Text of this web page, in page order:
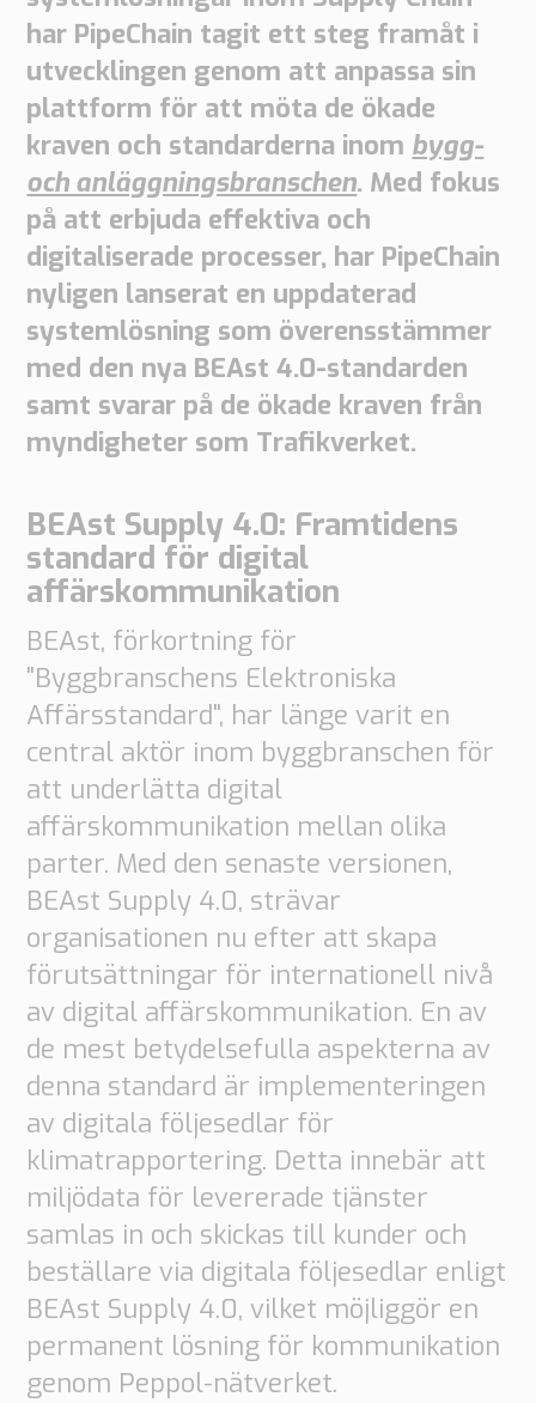
Supply
Chain
Planning
&
Tull
&
Transport
Tullhantering
Transporthantering
Lösningar
Automotive
Retail
Order
based
Samarbete
Bygg
Vilka
är
dina
behov?
har PipeChain tagit ett steg framåt i
utvecklingen genom att anpassa sin
plattform för att möta de ökade
kraven och standarderna inom bygg-
och anläggningsbranschen. Med fokus
på att erbjuda effektiva och
digitaliserade processer, har PipeChain
nyligen lanserat en uppdaterad
systemlösning som överensstämmer
med den nya BEAst 4.0-standarden
samt svarar på de ökade kraven från
myndigheter som Trafikverket.
BEAst Supply 4.0: Framtidens
standard för digital
affärskommunikation
BEAst, förkortning för
"Byggbranschens Elektroniska
Affärsstandard", har länge varit en
central aktör inom byggbranschen för
att underlätta digital
affärskommunikation mellan olika
parter. Med den senaste versionen,
BEAst Supply 4.0, strävar
organisationen nu efter att skapa
förutsättningar för internationell nivå
av digital affärskommunikation. En av
de mest betydelsefulla aspekterna av
denna standard är implementeringen
av digitala följesedlar för
klimatrapportering. Detta innebär att
miljödata för levererade tjänster
samlas in och skickas till kunder och
beställare via digitala följesedlar enligt
BEAst Supply 4.0, vilket möjliggör en
permanent lösning för kommunikation
genom Peppol-nätverket.